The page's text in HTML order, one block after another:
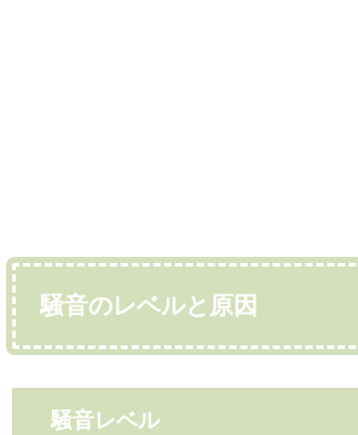
騒音のレベルと原因
騒音レベル